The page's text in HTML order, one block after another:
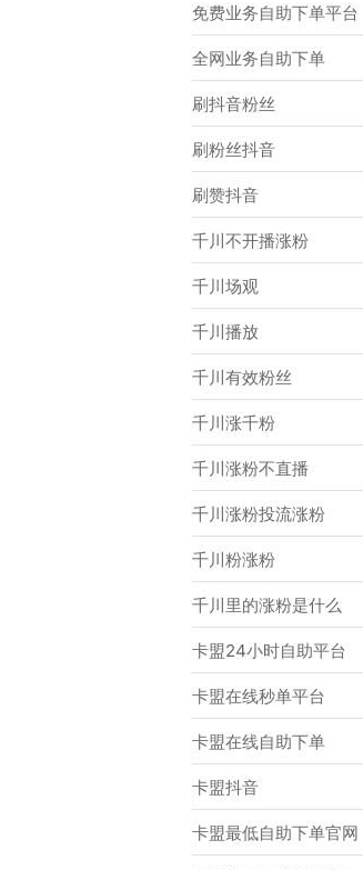
免费业务自助下单平台
全网业务自助下单
刷抖音粉丝
刷粉丝抖音
刷赞抖音
千川不开播涨粉
千川场观
千川播放
千川有效粉丝
千川涨千粉
千川涨粉不直播
千川涨粉投流涨粉
千川粉涨粉
千川里的涨粉是什么
卡盟24小时自助平台
卡盟在线秒单平台
卡盟在线自助下单
卡盟抖音
卡盟最低自助下单官网